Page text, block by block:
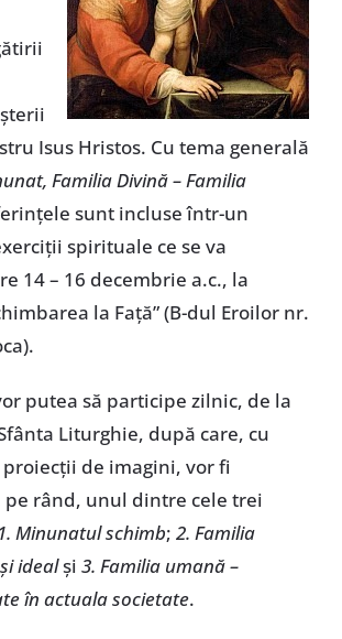
Isus Hristos. Cu tema generală
Familia Divină – Familia
sunt incluse într-un
spirituale ce se va
14 – 16 decembrie a.c., la
la Faţă” (B-dul Eroilor nr.
putea să participe zilnic, de la
Liturghie, după care, cu
de imagini, vor fi
rând, unul dintre cele trei
1. Minunatul schimb; 2. Familia
idealşi 3. Familia umană –
în actuala societate.